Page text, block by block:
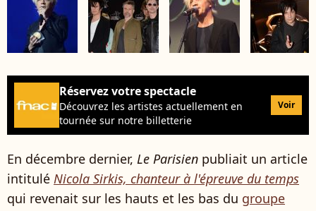
Réservez votre spectacle
Découvrez les artistes actuellement en
tournée sur notre billetterie
Voir
En décembre dernier, Le Parisien publiait un article
intitulé Nicola Sirkis, chanteur à l'épreuve du temps
qui revenait sur les hauts et les bas du groupe